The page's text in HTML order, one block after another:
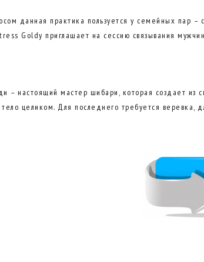
данная практика пользуется у семейных пар
Goldy приглашает на сессию связывания
– настоящий мастер шибари, которая создает из
целиком. Для последнего требуется веревка,